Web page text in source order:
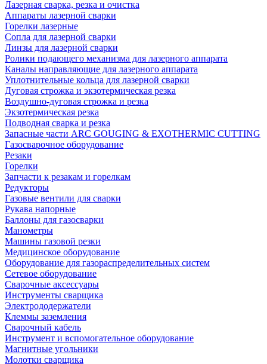
Лазерная сварка, резка и очистка
Аппараты лазерной сварки
Горелки лазерные
Сопла для лазерной сварки
Линзы для лазерной сварки
Ролики подающего механизма для лазерного аппарата
Каналы направляющие для лазерного аппарата
Уплотнительные кольца для лазерной сварки
Дуговая строжка и экзотермическая резка
Воздушно-дуговая строжка и резка
Экзотермическая резка
Подводная сварка и резка
Запасные части ARC GOUGING & EXOTHERMIC CUTTING
Газосварочное оборудование
Резаки
Горелки
Запчасти к резакам и горелкам
Редукторы
Газовые вентили для сварки
Рукава напорные
Баллоны для газосварки
Манометры
Машины газовой резки
Медицинское оборудование
Оборудование для газораспределительных систем
Сетевое оборудование
Сварочные аксессуары
Инструменты сварщика
Электрододержатели
Клеммы заземления
Сварочный кабель
Инструмент и вспомогательное оборудование
Магнитные угольники
Молотки сварщика